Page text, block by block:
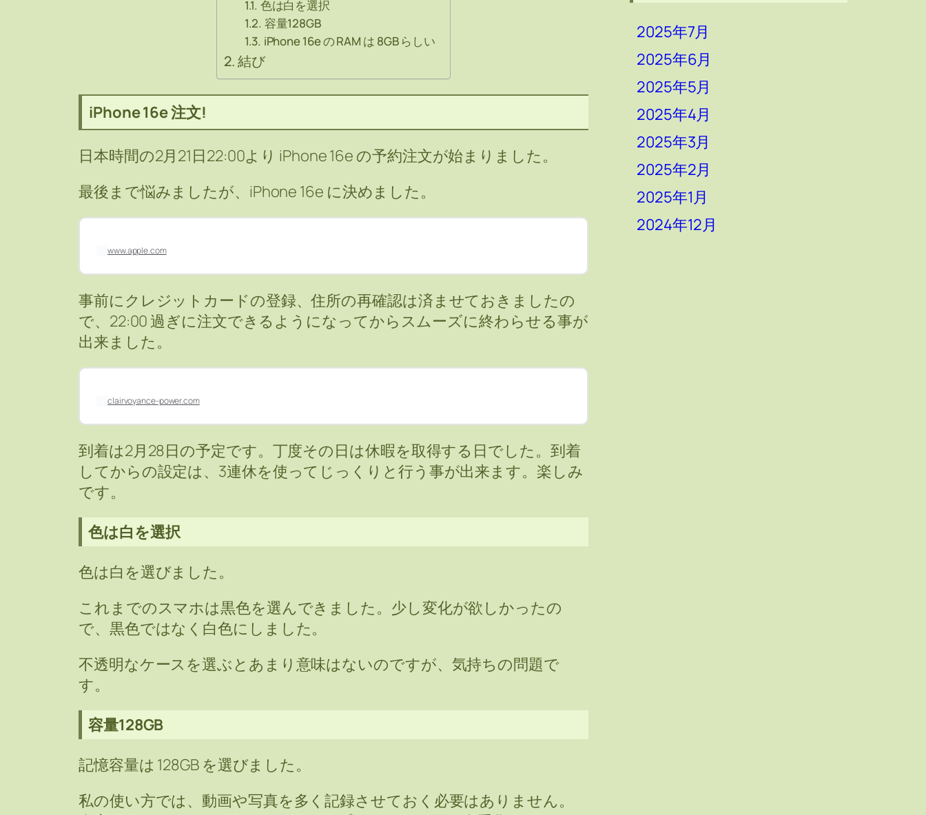
色は白を選択
容量128GB
iPhone 16e の RAM は 8GB らしい
結び
iPhone 16e 注文!
日本時間の2月21日22:00より iPhone 16e の予約注文が始まりました。
最後まで悩みましたが、iPhone 16e に決めました。
www.apple.com
事前にクレジットカードの登録、住所の再確認は済ませておきましたの
で、22:00 過ぎに注文できるようになってからスムーズに終わらせる事が
出来ました。
clairvoyance-power.com
到着は2月28日の予定です。丁度その日は休暇を取得する日でした。到着
してからの設定は、3連休を使ってじっくりと行う事が出来ます。楽しみ
です。
色は白を選択
色は白を選びました。
これまでのスマホは黒色を選んできました。少し変化が欲しかったの
で、黒色ではなく白色にしました。
不透明なケースを選ぶとあまり意味はないのですが、気持ちの問題で
す。
容量128GB
記憶容量は 128GB を選びました。
私の使い方では、動画や写真を多く記録させておく必要はありません。
2025年7月
2025年6月
2025年5月
2025年4月
2025年3月
2025年2月
2025年1月
2024年12月